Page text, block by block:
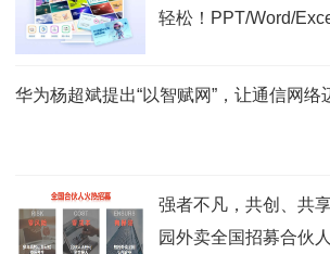
轻松！PPT/Word/
华为杨超斌提出“以智赋网”，让通信网络
强者不凡，共创、共
园外卖全国招募合伙